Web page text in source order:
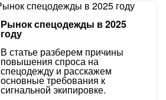
Рынок спецодежды в 2025
году
В статье разберем причины
повышения спроса на
спецодежду и расскажем
основные требования к
сигнальной экипировке.